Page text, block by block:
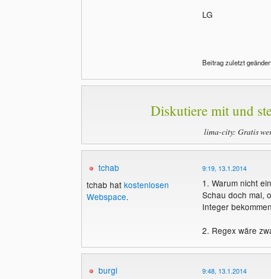
LG
Beitrag zuletzt
Diskutiere mit und
lima-city: Gratis
tchab
tchab hat kostenlosen
Webspace.
9:19, 13.1.2014
1. Warum nicht
Schau doch mal,
Integer
2. Regex wäre
burgi 9:48, 13.1.2014